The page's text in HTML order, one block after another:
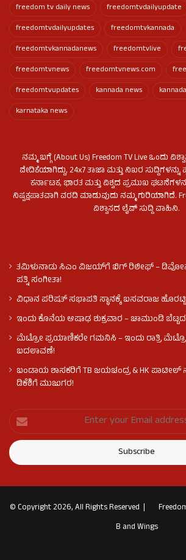
freedom tv daily news
freedomtvdailyupdate
freedomtvdailyupdates
freedomtvkannada
freedomtvkannadanews
freedomtvlive
freedomtvnews
freedomtvnews.com
freedomtvupdates
kannada news
karnataka news
ನಮ್ಮ ಬಗ್ಗೆ (About Us) Freedom TV Live ಒಂದು
ವೇದಿಕೆಯಾಗಿದ್ದು, 24x7 ತಾಜಾ ಮತ್ತು ನಿಖರ ಸುದ್ದಿಗಳನ್ನು
ಕರ್ನಾಟಕ, ಭಾರತ ಮತ್ತು ವಿಶ್ವದ ಪ್ರಮುಖ
ನಿಷ್ಪಕ್ಷಪಾತವಾಗಿ ವರದಿ ಮಾಡುವುದು ನಮ್ಮ ಗುರಿಯಾಗಿದೆ.
ವಿಶ್ವಾಸದ ಲೈವ್ ಸುದ್ದಿ ವಾಹಿನಿ.
ತಮಿಳುನಾಡು ಸಿಎಂ ವಿಜಯ್‌ಗೆ ಬಿಗ್ ರಿಲೀಫ್ –
ಪತ್ನಿ ಸಂಗೀತಾ!
ವಿಧಾನ ಪರಿಷತ್ ಸಭಾಪತಿ ಸ್ಥಾನಕ್ಕೆ ಬಸವರಾಜ
ಇಂದು ಕೊನೆಯ ಆಷಾಢ ಶುಕ್ರವಾರ – ಚಾಮುಂಡಿ
ಮೆಟ್ರೋ ಪ್ರಯಾಣಿಕರೇ ಗಮನಿಸಿ – ಇಂದು ರಾತ್ರಿ ಮೆಟ್ರೋ
ಬದಲಾವಣೆ!
ಬಂಡಾಯ ಶಾಸಕರಿಗೆ TB ಜಯಚಂದ್ರ & HK ಪಾಟೀಲ್
ಡಿಕೆಶಿಗೆ ಮುಜುಗರ!
© Copyright 2026, All Rights Reserved |
B and Wings